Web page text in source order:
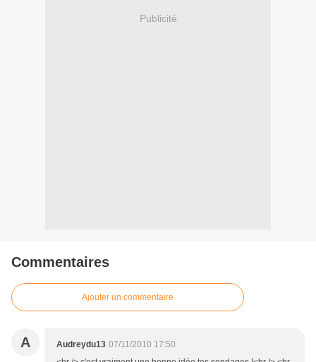
Publicité
Commentaires
Ajouter un commentaire
A Audreydu13 07/11/2010 17:50